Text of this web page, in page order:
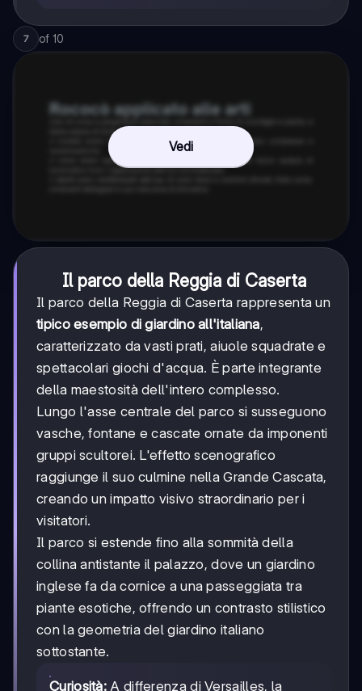
7 of 10
Vedi
Il parco della Reggia di Caserta
Il parco della Reggia di Caserta rappresenta un
tipico esempio di giardino all'italiana,
caratterizzato da vasti prati, aiuole squadrate e
spettacolari giochi d'acqua. È parte integrante
della maestosità dell'intero complesso.
Lungo l'asse centrale del parco si susseguono
vasche, fontane e cascate ornate da imponenti
gruppi scultorei. L'effetto scenografico
raggiunge il suo culmine nella Grande Cascata,
creando un impatto visivo straordinario per i
visitatori.
Il parco si estende fino alla sommità della
collina antistante il palazzo, dove un giardino
inglese fa da cornice a una passeggiata tra
piante esotiche, offrendo un contrasto stilistico
con la geometria del giardino italiano
sottostante.
Curiosità: A differenza di Versailles, la